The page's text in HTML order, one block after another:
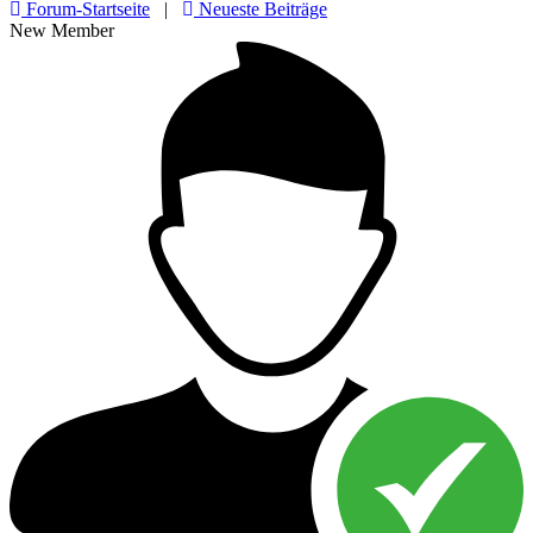
Forum-Startseite |
Neueste Beiträge
New Member